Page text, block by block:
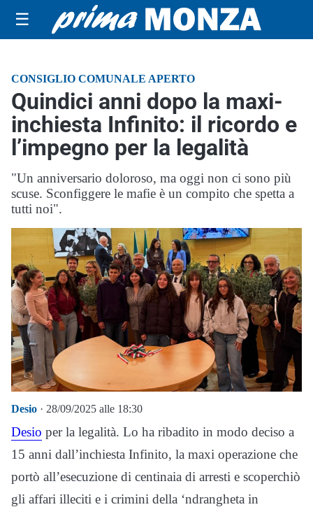
☰
CONSIGLIO COMUNALE APERTO
Quindici anni dopo la maxi-
inchiesta Infinito: il ricordo e
l’impegno per la legalità
"Un anniversario doloroso, ma oggi non ci sono più
scuse. Sconfiggere le mafie è un compito che spetta a
tutti noi".
Desio · 28/09/2025 alle 18:30
Desio per la legalità. Lo ha ribadito in modo deciso a
15 anni dall’inchiesta Infinito, la maxi operazione che
portò all’esecuzione di centinaia di arresti e scoperchiò
gli affari illeciti e i crimini della ‘ndrangheta in